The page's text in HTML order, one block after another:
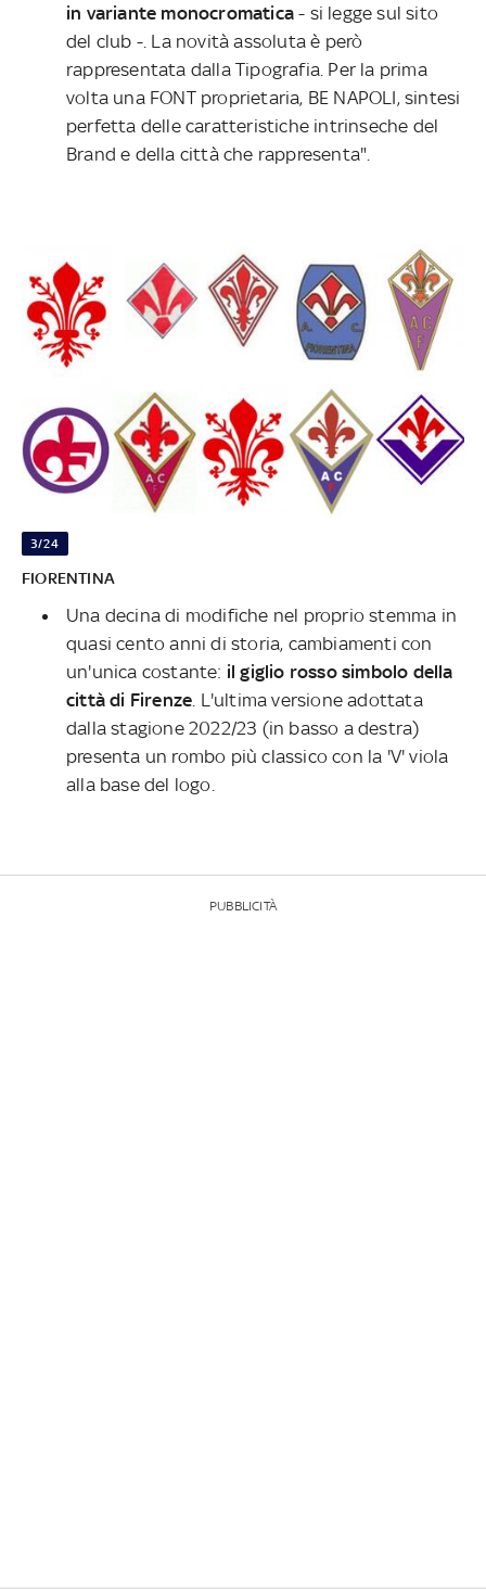
in variante monocromatica- si legge sul sito
del club -. La novità assoluta è però
rappresentata dalla Tipografia. Per la prima
volta una FONT proprietaria, BE NAPOLI, sintesi
perfetta delle caratteristiche intrinseche del
Brand e della città che rappresenta".
3/24
FIORENTINA
Una decina di modifiche nel proprio stemma in
quasi cento anni di storia, cambiamenti con
un'unica costante: il giglio rosso simbolo della
città di Firenze . L'ultima versione adottata
dalla stagione 2022/23 (in basso a destra)
presenta un rombo più classico con la 'V' viola
alla base del logo.
PUBBLICITÀ